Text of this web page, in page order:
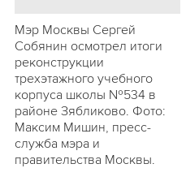
Мэр Москвы Сергей
Собянин осмотрел итоги
реконструкции
трехэтажного учебного
корпуса школы №534 в
районе Зябликово. Фото:
Максим Мишин, пресс-
служба мэра и
правительства Москвы.